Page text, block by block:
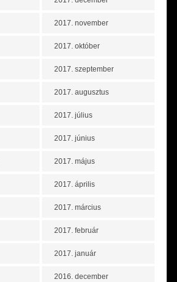
2017. november
2017. október
2017. szeptember
2017. augusztus
2017. július
2017. június
2017. május
2017. április
2017. március
2017. február
2017. január
2016. december